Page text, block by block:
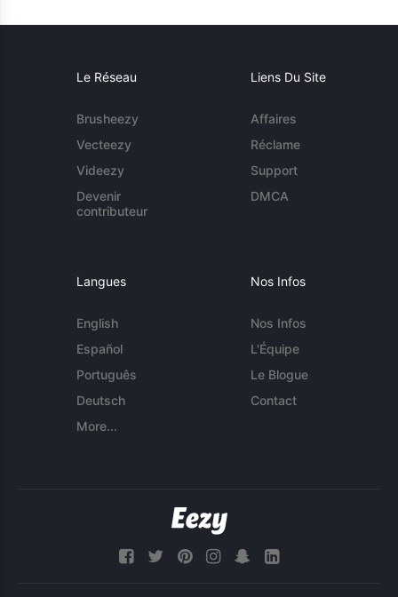
Le Réseau
Brusheezy
Vecteezy
Videezy
Devenir
contributeur
Liens Du Site
Affaires
Réclame
Support
DMCA
Langues
English
Español
Português
Deutsch
More...
Nos Infos
Nos Infos
L'Équipe
Le Blogue
Contact